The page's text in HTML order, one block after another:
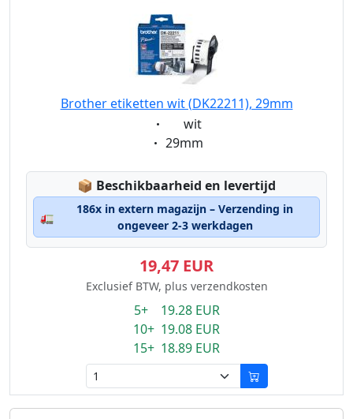
Brother etiketten wit (DK22211), 29mm
Eigenschaft:
wit
Eigenschaft:
29mm
📦 Lagerstatus:
Beschikbaarheid en levertijd
🚛
186x in extern magazijn – Verzending in
ongeveer 2-3 werkdagen
19,47 EUR
Exclusief BTW, plus verzendkosten
5+ 19.28 EUR
10+ 19.08 EUR
15+ 18.89 EUR